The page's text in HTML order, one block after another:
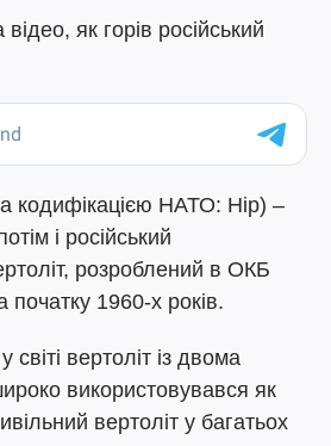
як горів російський
кодифікацією НАТО: Hip) –
і російський
розроблений в ОКБ
1960-х років.
вертоліт із двома
використовувався як
вертоліт у багатьох